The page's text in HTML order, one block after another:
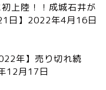
上陸！！成城石井が
日】 2022年4月16日
年】売り切れ続
12月17日